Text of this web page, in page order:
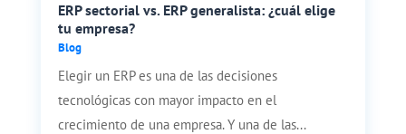
ERP sectorial vs. ERP generalista: ¿cuál elige
tu empresa?
Blog
Elegir un ERP es una de las decisiones
tecnológicas con mayor impacto en el
crecimiento de una empresa. Y una de las...